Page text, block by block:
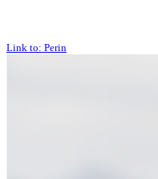
Link to: Perin